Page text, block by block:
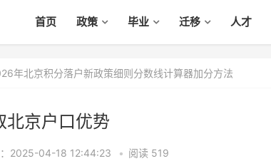
首页 政策 毕业 迁移 人才
年北京积分落户新政策细则分数线计算器加分方法
北京户口优势
2025-04-18 12:44:23 • 阅读 519